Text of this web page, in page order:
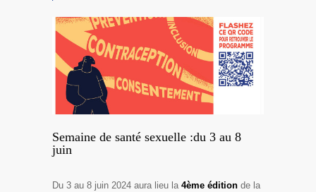
Semaine de santé sexuelle :du 3 au 8
juin
Du 3 au 8 juin 2024 aura lieu la 4ème édition de la